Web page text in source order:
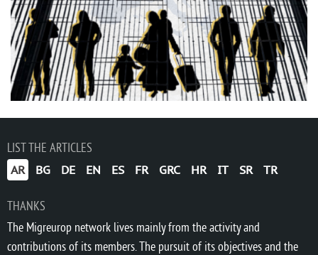
LIST THE ARTICLES
AR BG DE EN ES FR GRC HR IT SR TR
THANKS
The Migreurop network lives mainly from the activity and
contributions of its members. The pursuit of its objectives and the